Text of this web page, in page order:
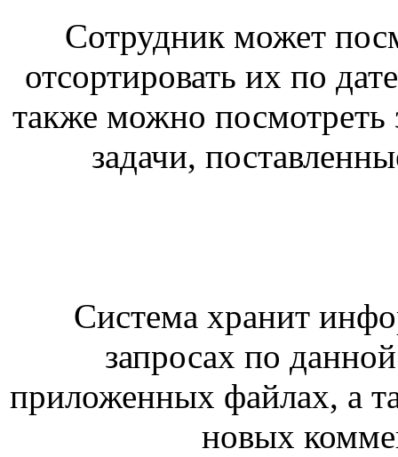
Сотрудник может
отсортировать их по
также можно
задачи,
Система хранит
запросах по
приложенных файлах, а
новых